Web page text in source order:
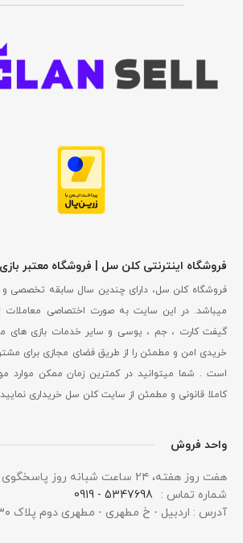
فروشگاه اینترنتی کلن سل | فروشگاه معتبر
فروشگاه کلن سل، دارای چندین سال سابقه تخصصی و
میباشد. در این سایت به صورت اختصاصی معاملات
گیفت کارت ، جم ، یوسی و سایر خدمات بازی های
خریدی امن و مطمئن را از طریق فضای مجازی برای
است . شما میتوانید در کمترین زمان ممکن موارد
کاملا قانونی و مطمئن از سایت کلن سل خریداری
واحد فروش
هفت روز هفته، ۲۴ ساعت شبانه‌ روز پاسخگوی شما هستیم.
شماره تماس :
5347698 - 0919
آدرس : اردبیل - خ مطهری - مطهری دوم پلاک ۳۰